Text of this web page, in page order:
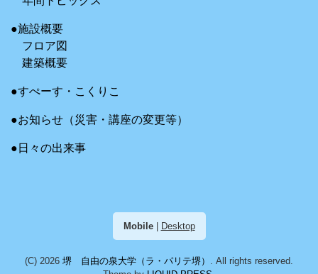
●施設概要
フロア図
建築概要
●すぺーす・こくりこ
●お知らせ（災害・講座の変更等）
●日々の出来事
Mobile| Desktop
(C) 2026 堺 自由の泉大学（ラ・パリテ堺）
. All rights reserved.